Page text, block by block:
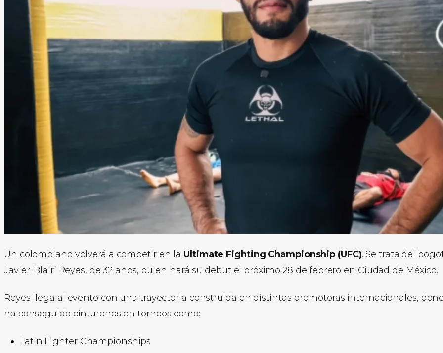
Un colombiano volverá a competir en la Ultimate Fighting Championship (UFC). Se trata del
Javier ‘Blair’ Reyes, de 32 años, quien hará su debut el próximo 28 de febrero en Ciudad de México.
Reyes llega al evento con una trayectoria construida en distintas promotoras internacionales,
ha conseguido cinturones en torneos como:
Latin Fighter Championships